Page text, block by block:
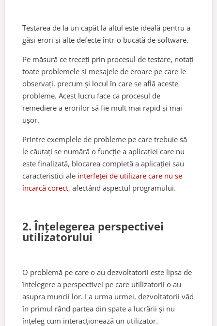
Testarea de la un capăt la altul este ideală pentru a
găsi erori și alte defecte într-o bucată de software.
Pe măsură ce treceți prin procesul de testare, notați
toate problemele și mesajele de eroare pe care le
observați, precum și locul în care se află aceste
probleme. Acest lucru face ca procesul de
remediere a erorilor să fie mult mai rapid și mai
ușor.
Printre exemplele de probleme pe care trebuie să
le căutați se numără o funcție a aplicației care nu
este finalizată, blocarea completă a aplicației sau
caracteristici ale interfeței de utilizare care nu se
încarcă corect, afectând aspectul programului.
2. Înțelegerea perspectivei
utilizatorului
O problemă pe care o au dezvoltatorii este lipsa de
înțelegere a perspectivei pe care utilizatorii o au
asupra muncii lor. La urma urmei, dezvoltatorii văd
în primul rând partea din spate a lucrării și nu
înțeleg cum interacționează un utilizator.